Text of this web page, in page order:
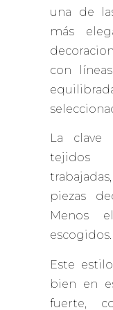
una de
más
con
La clave
tejidos
piezas
Menos
escogidos.
Este
bien en
fuerte,